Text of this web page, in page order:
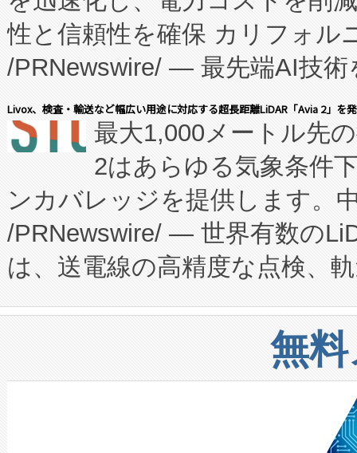
に、患者やサプライチェーン
キー方式で拡張性が高く、持
す。FCCM‑を活用した現地生
患者にとっての費用負担を大
のアクセスを大幅に拡大する
Fully-Connected Continuous
プログラムには、施設設計・
に関する技術移転および知的
構造化トレーニングカリキュ
上げおよび商用化段階におけ
設備整備および立ち上げ調整
加組織は、Enzeneのバイオ
選定された製品について、自
性と信頼性を確保 カリフォル
/PRNewswire/ — 最先端AI技術
会社エーアイ・アンド：本社
President原信平）と、エンタ
ードするVoltaiqは、日本にあ
ーエネルギー貯蔵システム（
た。 Voltaiq独自のAI搭載プラ
定、統合、導入、運用に至る
安全性を追跡し、確保する事
増加しているデータセンター
る電力網に大きな負担をかけ
事業者の負担軽減という課題
系統連系を迅速にし、ピーク
Livox、検査・輸送など幅広い用途に対応する超長距離LiDAR「Avia 2」を
最大1,000メートル先
2はあらゆる気象条件
ンカバレッジを提供します。
/PRNewswire/ — 世界有数の
は、送電線の高精度な点検、
や穀物倉庫におけるバルク材
リューション「Avia 2」を発
したAvia 2は、1,000メート
狭視野のFOVを切り替えるこ
ケーブル、枝などの細かな対
無